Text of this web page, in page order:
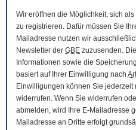
Wir eröffnen die Möglichkeit, sich
zu registrieren. Dafür müssen Sie
Mail adresse nutzen wir
Newsletter der GBE zuzusenden.
Informationen sowie die
basiert auf Ihrer Einwilligung nach Art
Einwilligungen können Sie jederzeit
widerrufen. Wenn Sie widerrufen
abmelden, wird Ihre E-Mail adresse
Mail adresse an Dritte erfolgt